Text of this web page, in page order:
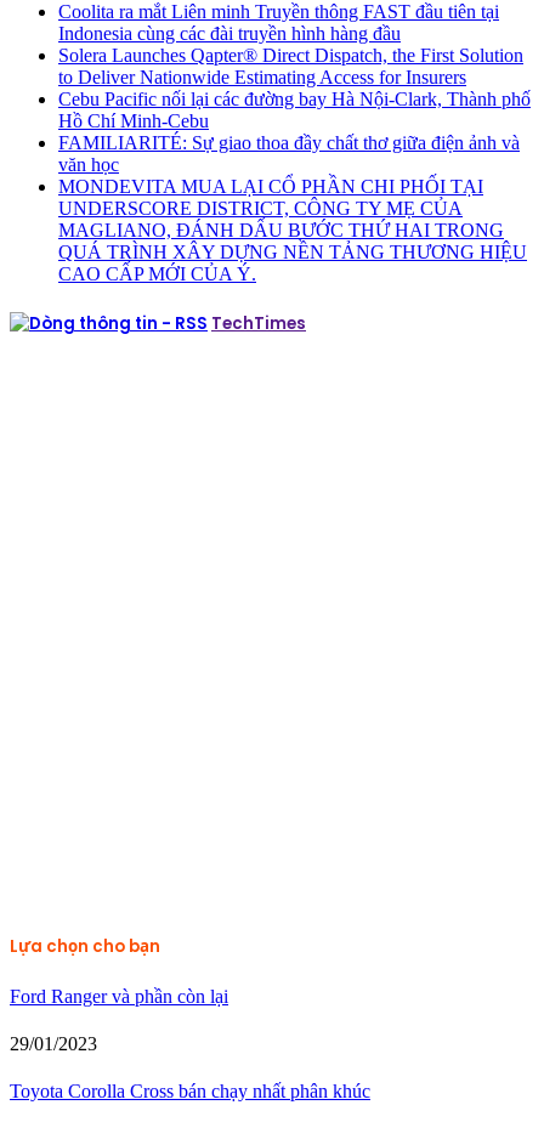
Coolita ra mắt Liên minh Truyền thông FAST đầu tiên tại
Indonesia cùng các đài truyền hình hàng đầu
Solera Launches Qapter® Direct Dispatch, the First Solution
to Deliver Nationwide Estimating Access for Insurers
Cebu Pacific nối lại các đường bay Hà Nội-Clark, Thành phố
Hồ Chí Minh-Cebu
FAMILIARITÉ: Sự giao thoa đầy chất thơ giữa điện ảnh và
văn học
MONDEVITA MUA LẠI CỔ PHẦN CHI PHỐI TẠI
UNDERSCORE DISTRICT, CÔNG TY MẸ CỦA
MAGLIANO, ĐÁNH DẤU BƯỚC THỨ HAI TRONG
QUÁ TRÌNH XÂY DỰNG NỀN TẢNG THƯƠNG HIỆU
CAO CẤP MỚI CỦA Ý.
TechTimes
Lựa chọn cho bạn
Ford Ranger và phần còn lại
29/01/2023
Toyota Corolla Cross bán chạy nhất phân khúc